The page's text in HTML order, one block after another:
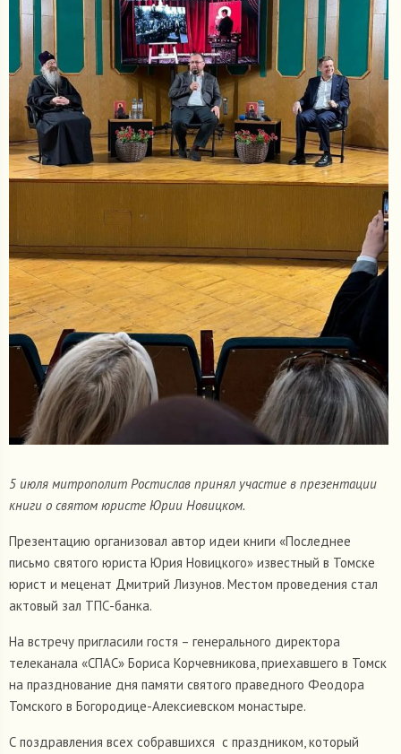
5 июля митрополит Ростислав принял участие в презентации
книги о святом юристе Юрии Новицком.
Презентацию организовал автор идеи книги «Последнее
письмо святого юриста Юрия Новицкого» известный в Томске
юрист и меценат Дмитрий Лизунов. Местом проведения стал
актовый зал ТПС-банка.
На встречу пригласили гостя – генерального директора
телеканала «СПАС» Бориса Корчевникова, приехавшего в Томск
на празднование дня памяти святого праведного Феодора
Томского в Богородице-Алексиевском монастыре.
С поздравления всех собравшихся с праздником, который